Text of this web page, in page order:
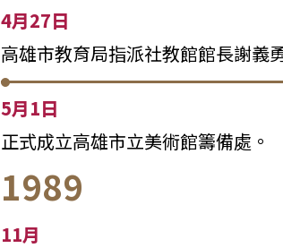
4月27日
高雄市教育局指派社教館館長謝義
5月1日
正式成立高雄市立美術館籌備處。
1989
11月